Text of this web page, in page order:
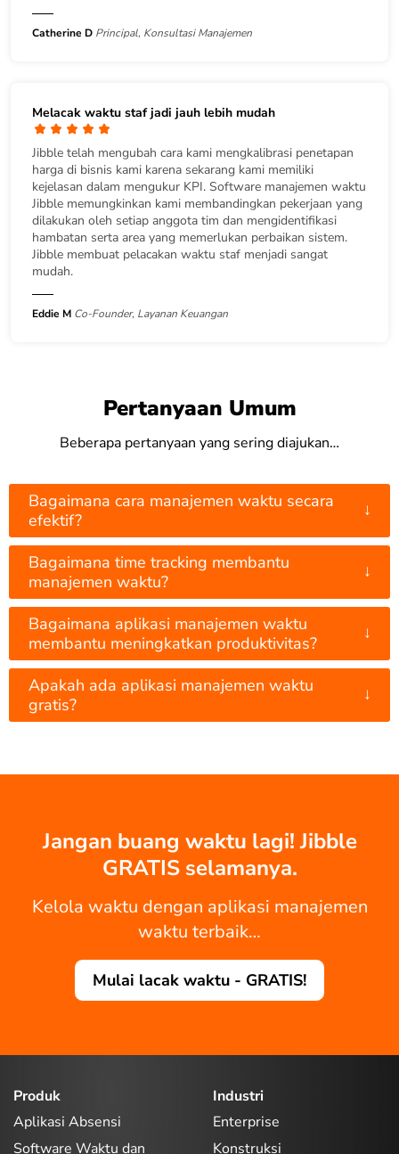
Catherine D Principal, Konsultasi Manajemen
Melacak waktu staf jadi jauh lebih mudah
Jibble telah mengubah cara kami mengkalibrasi penetapan
harga di bisnis kami karena sekarang kami memiliki
kejelasan dalam mengukur KPI. Software manajemen waktu
Jibble memungkinkan kami membandingkan pekerjaan yang
dilakukan oleh setiap anggota tim dan mengidentifikasi
hambatan serta area yang memerlukan perbaikan sistem.
Jibble membuat pelacakan waktu staf menjadi sangat
mudah.
Eddie M Co-Founder, Layanan Keuangan
Pertanyaan Umum
Beberapa pertanyaan yang sering diajukan…
Bagaimana cara manajemen waktu secara
efektif?
↓
Bagaimana time tracking membantu
manajemen waktu?
↓
Bagaimana aplikasi manajemen waktu
membantu meningkatkan produktivitas?
↓
Apakah ada aplikasi manajemen waktu
gratis?
↓
Jangan buang waktu lagi! Jibble
GRATIS selamanya.
Kelola waktu dengan aplikasi manajemen
waktu terbaik…
Mulai lacak waktu - GRATIS!
Produk
Aplikasi Absensi
Software Waktu dan
Industri
Enterprise
Konstruksi